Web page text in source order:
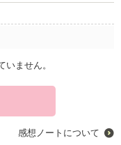
いません。
感想ノートについて